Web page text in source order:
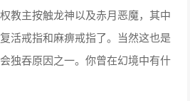
教主按触龙神以及赤月恶魔，其中
活戒指和麻痹戒指了。当然这也是
独吞原因之一。你曾在幻境中有什